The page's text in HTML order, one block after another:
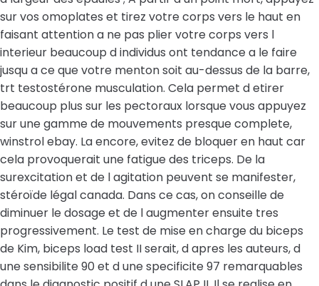
sur vos omoplates et tirez votre corps vers le haut en
faisant attention a ne pas plier votre corps vers l
interieur beaucoup d individus ont tendance a le faire
jusqu a ce que votre menton soit au-dessus de la barre,
trt testostérone musculation. Cela permet d etirer
beaucoup plus sur les pectoraux lorsque vous appuyez
sur une gamme de mouvements presque complete,
winstrol ebay. La encore, evitez de bloquer en haut car
cela provoquerait une fatigue des triceps. De la
surexcitation et de l agitation peuvent se manifester,
stéroïde légal canada. Dans ce cas, on conseille de
diminuer le dosage et de l augmenter ensuite tres
progressivement. Le test de mise en charge du biceps
de Kim, biceps load test II serait, d apres les auteurs, d
une sensibilite 90 et d une specificite 97 remarquables